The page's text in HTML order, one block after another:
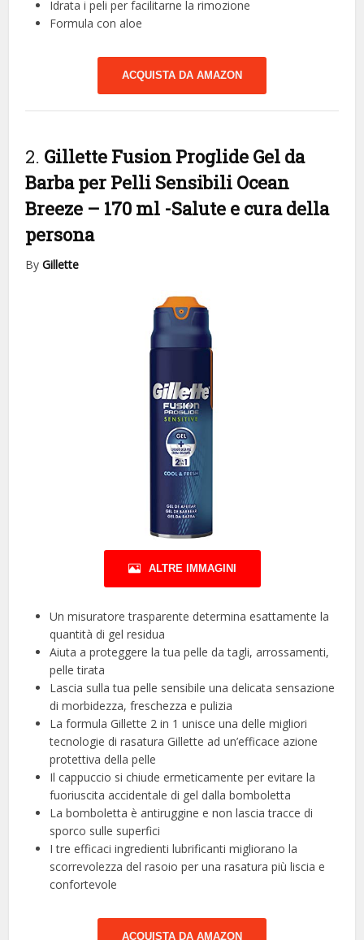
Idrata i peli per facilitarne la rimozione
Formula con aloe
ACQUISTA DA AMAZON
2. Gillette Fusion Proglide Gel da
Barba per Pelli Sensibili Ocean
Breeze – 170 ml -Salute e cura della
persona
ByGillette
ALTRE IMMAGINI
Un misuratore trasparente determina esattamente la
quantità di gel residua
Aiuta a proteggere la tua pelle da tagli, arrossamenti,
pelle tirata
Lascia sulla tua pelle sensibile una delicata sensazione
di morbidezza, freschezza e pulizia
La formula Gillette 2 in 1 unisce una delle migliori
tecnologie di rasatura Gillette ad un’efficace azione
protettiva della pelle
Il cappuccio si chiude ermeticamente per evitare la
fuoriuscita accidentale di gel dalla bomboletta
La bomboletta è antiruggine e non lascia tracce di
sporco sulle superfici
I tre efficaci ingredienti lubrificanti migliorano la
scorrevolezza del rasoio per una rasatura più liscia e
confortevole
ACQUISTA DA AMAZON